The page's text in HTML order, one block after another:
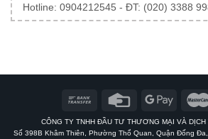
Hotline: 0904212545 - ĐT: (020) 3388
CÔNG TY TNHH ĐẦU TƯ THƯƠNG MẠI VÀ
Số 398B Khâm Thiên, Phường Thổ Quan, Quận Đống